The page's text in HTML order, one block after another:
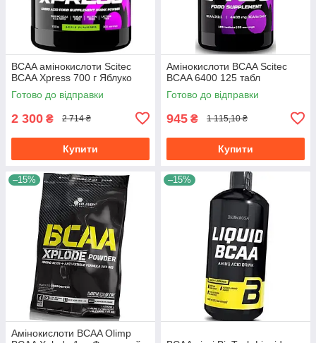
BCAA амінокислоти Scitec
BCAA Xpress 700 г Яблуко
Готово до відправки
2 300 ₴ 2 714 ₴
Купити
Амінокислоти BCAA Scitec
BCAA 6400 125 табл
Готово до відправки
945 ₴ 1 115,10 ₴
Купити
–15%
Амінокислоти BCAA Olimp
–15%